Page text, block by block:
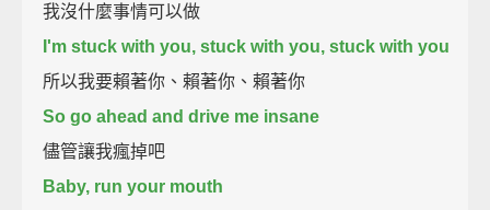
我沒什麼事情可以做
I'm stuck with you, stuck with you, stuck with you
所以我要賴著你、賴著你、賴著你
So go ahead and drive me insane
儘管讓我瘋掉吧
Baby, run your mouth